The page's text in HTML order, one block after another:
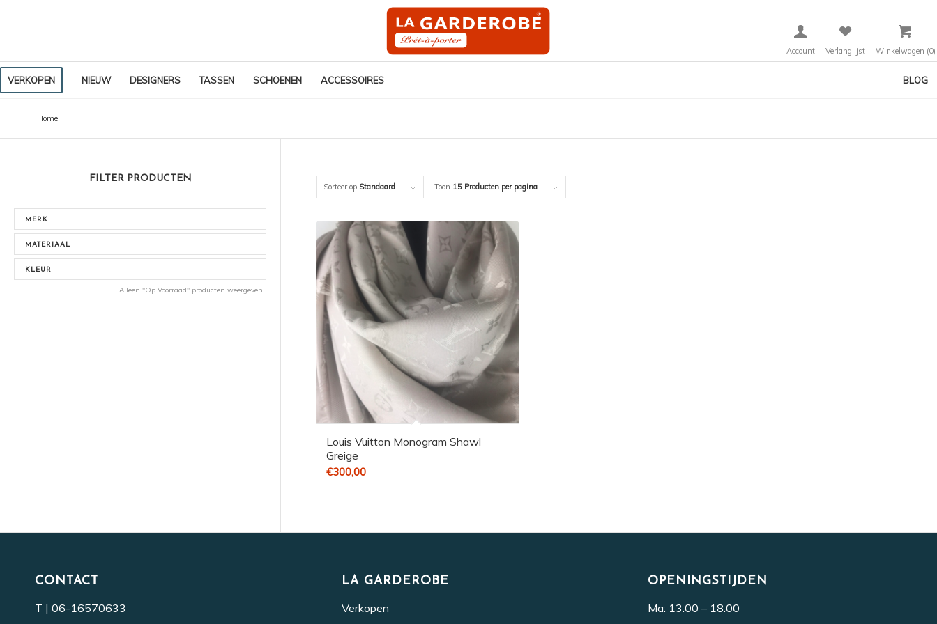
Winkelwagen (0)
Verlanglijst
Account
VERKOPEN NIEUW DESIGNERS TASSEN SCHOENEN ACCESSOIRES BLOG
Home
Sorteer op Standaard Toon 15 Producten per pagina
Louis Vuitton Monogram Shawl
Greige
€300,00
FILTER PRODUCTEN
MERK
MATERIAAL
KLEUR
Alleen "Op Voorraad" producten weergeven
CONTACT
T | 06-16570633
LA GARDEROBE
Verkopen
OPENINGSTIJDEN
Ma: 13.00 – 18.00